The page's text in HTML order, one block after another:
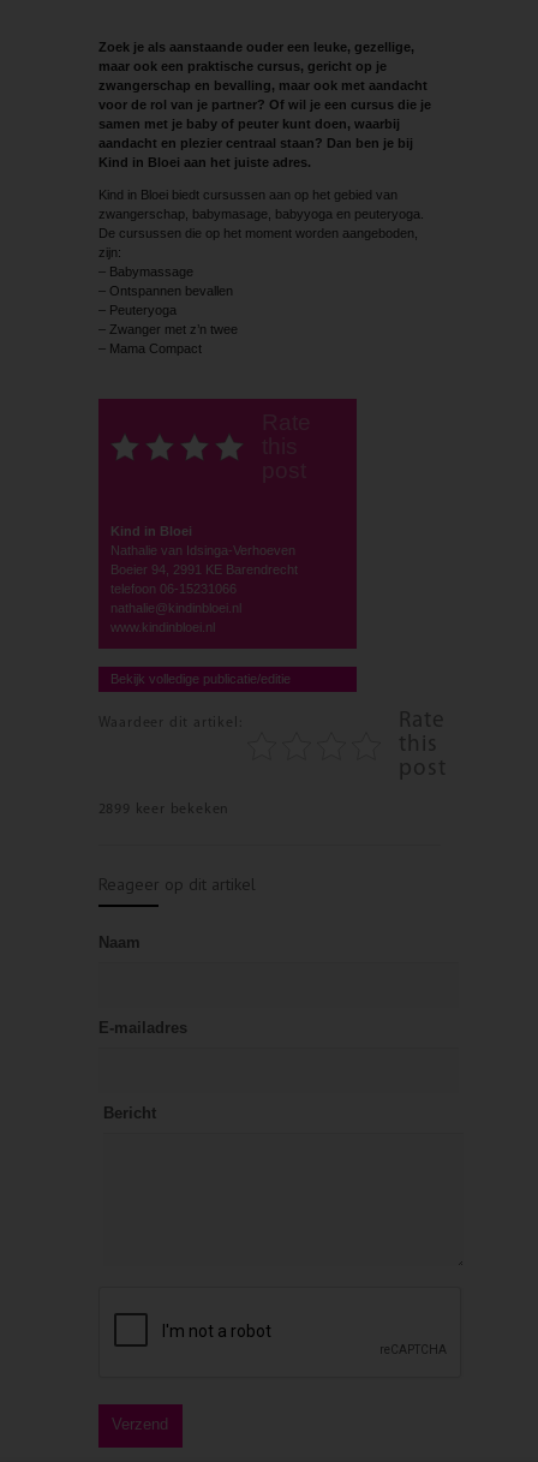
Zoek je als aanstaande ouder een leuke, gezellige,
maar ook een praktische cursus, gericht op je
zwangerschap en bevalling, maar ook met aandacht
voor de rol van je partner? Of wil je een cursus die je
samen met je baby of peuter kunt doen, waarbij
aandacht en plezier centraal staan? Dan ben je bij
Kind in Bloei aan het juiste adres.
Kind in Bloei biedt cursussen aan op het gebied van
zwangerschap, babymasage, babyyoga en peuteryoga.
De cursussen die op het moment worden aangeboden,
zijn:
– Babymassage
– Ontspannen bevallen
– Peuteryoga
– Zwanger met z’n twee
– Mama Compact
Kind in Bloei
Nathalie van Idsinga-Verhoeven
Boeier 94, 2991 KE Barendrecht
telefoon 06-15231066
nathalie@kindinbloei.nl
www.kindinbloei.nl
Bekijk volledige publicatie/editie
Waardeer dit artikel:
Rate
this
post
2899 keer bekeken
Reageer op dit artikel
Naam
E-mailadres
Bericht